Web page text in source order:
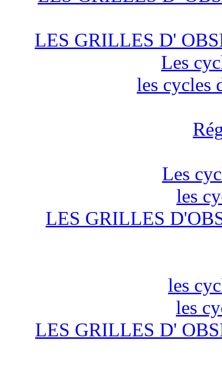
LES GRILLES D'
Les
les cycles
Les
les
LES GRILLES
les
les
LES GRILLES D'